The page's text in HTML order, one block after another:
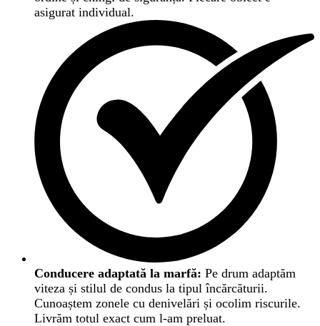
asigurat individual.
Conducere adaptată la marfă: Pe drum adaptăm
viteza și stilul de condus la tipul încărcăturii.
Cunoaștem zonele cu denivelări și ocolim riscurile.
Livrăm totul exact cum l-am preluat.